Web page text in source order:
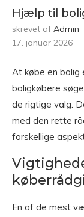
Hjælp til
skrevet af Admin
17. januar 2026
At købe en bolig
boligkøbere
de rigtige valg.
med den rette
forskellige
En af de mest